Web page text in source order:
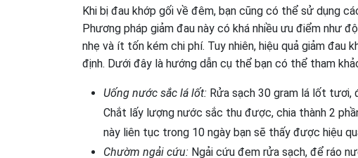
Khi bị đau khớp gối về đêm, bạn cũng có thể sử dụng
Phương pháp giảm đau này có khá nhiều ưu điểm như
nhẹ và ít tốn kém chi phí. Tuy nhiên, hiệu quả giảm đau
định. Dưới đây là hướng dẫn cụ thể bạn có thể tham
Uống nước sắc lá lốt: Rửa sạch 30 gram lá lốt
Chắt lấy lượng nước sắc thu được, chia thành 2
này liên tục trong 10 ngày bạn sẽ thấy được hiệu
Chườm ngải cứu: Ngải cứu đem rửa sạch, để ráo